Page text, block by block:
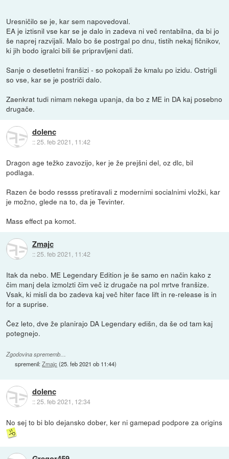
Uresničilo se je, kar sem napovedoval.
EA je iztisnil vse kar se je dalo in zadeva ni več rentabilna, da bi jo
še naprej razvijali. Malo bo še postrgal po dnu, tistih nekaj fičnikov,
ki jih bodo igralci bili še pripravljeni dati.
Sanje o desetletni franšizi - so pokopali že kmalu po izidu. Ostrigli
so vse, kar se je postriči dalo.
Zaenkrat tudi nimam nekega upanja, da bo z ME in DA kaj posebno
drugače.
dolenc
::25. feb 2021, 11:42
Dragon age težko zavozijo, ker je že prejšni del, oz dlc, bil
podlaga.
Razen če bodo ressss pretiravali z modernimi socialnimi vložki, kar
je možno, glede na to, da je Tevinter.
Mass effect pa komot.
Zmajc
::25. feb 2021, 11:42
Itak da nebo. ME Legendary Edition je še samo en način kako z
čim manj dela izmolzti čim več iz drugače na pol mrtve franšize.
Vsak, ki misli da bo zadeva kaj več hiter face lift in re-release is in
for a suprise.
Čez leto, dve že planirajo DA Legendary edišn, da še od tam kaj
potegnejo.
Zgodovina sprememb…
spremenil:Zmajc (25. feb 2021 ob 11:44)
dolenc
::25. feb 2021, 12:34
No sej to bi blo dejansko dober, ker ni gamepad podpore za origins